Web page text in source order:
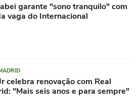
garante "sono tranquilo" com
vaga do Internacional
celebra renovação com Real
"Mais seis anos e para sempre"